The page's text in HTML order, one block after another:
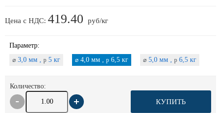
Цена с НДС: 419.40 руб/кг
Параметр:
⌀ 3,0 мм , p 5 кг ⌀ 4,0 мм , p 6,5 кг ⌀ 5,0 мм , p 6,5 кг
Количество:
КУПИТЬ